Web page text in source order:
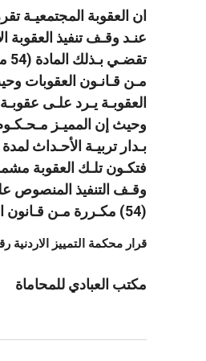
ان العقوبة المجتمعيـة
عنـد وقـف تنفيذ العقوبة
مـن قـانـون العقوبات
العقوبـة يـرد علـى
وحيث إن المميـز
بـدار تربيـة الأحـداث
فتكـون تلـك العقوبة
وقـف التنفيذ المنصوص
(54) مكـررة مـن قـانون العقوبـات .
قرار محكمة التمييز الاردنية رقم 2021/
مكتب العبادي للمحاماة